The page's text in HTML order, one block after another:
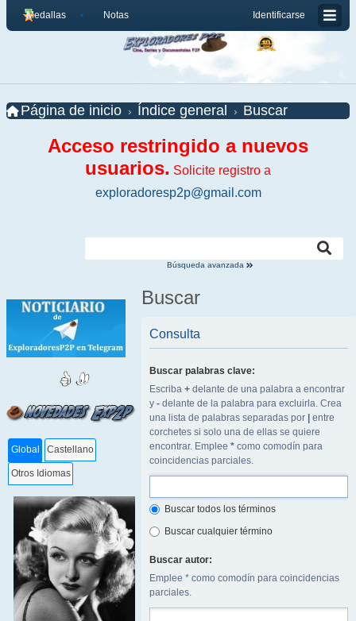
Identificarse
Medallas Notas
Página de inicio Índice general Buscar
Acceso restringido a nuevos
usuarios. Solicite registro a
exploradoresp2p@gmail.com
Búsqueda avanzada
Global Castellano
Otros Idiomas
Buscar
Consulta
Buscar palabras clave:
Escriba + delante de una palabra a encontrar
y - delante de la palabra para excluirla. Crea
una lista de palabras separadas por
entre
corchetes si solo una de ellas se quiere
encontrar. Emplee * como comodín para
coincidencias parciales.
Buscar todos los términos
Buscar cualquier término
Buscar autor:
Emplee * como comodín para coincidencias
parciales.